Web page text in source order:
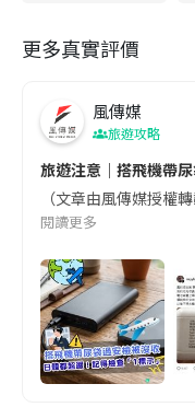
更多真實評價
風傳媒
旅遊攻略
旅遊注意｜搭飛機帶
（文章由風傳媒授
閱讀更多